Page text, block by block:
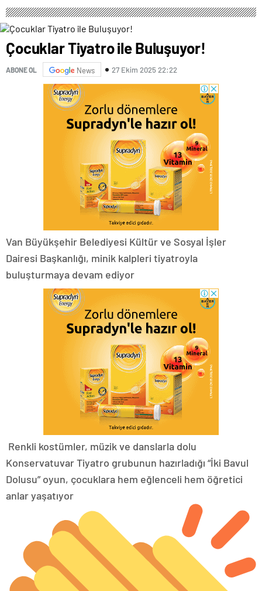
Çocuklar Tiyatro ile Buluşuyor!
ABONE OL News 27 Ekim 2025 22:22
Van Büyükşehir Belediyesi Kültür ve Sosyal İşler
Dairesi Başkanlığı, minik kalpleri tiyatroyla
buluşturmaya devam ediyor
Renkli kostümler, müzik ve danslarla dolu
Konservatuvar Tiyatro grubunun hazırladığı “İki Bavul
Dolusu” oyun, çocuklara hem eğlenceli hem öğretici
anlar yaşatıyor